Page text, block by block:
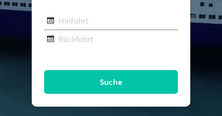
Hinfahrt
Rückfahrt
Suche